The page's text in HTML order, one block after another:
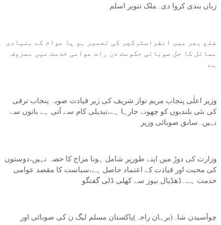
زباں بندی کروا دی۔ملک تنویر اسلم
ضلع بھر میں انفراسٹرکچر کی تعمیر ہو یا عوام کے بنیادی
مسائل کا حل صوبائی حکومت دن رات عوامی خدمت میں مصروف
ہے
وزیر اعلٰی پنجاب مریم نواز شریف کی زیر قیادت صوبہ پنجاب ترقی
کی نئی بلندیوں کو چھونے جارہا ہے،تبدیلی کام سے آتی ہے باتوں سے
نہیں۔سابق صوبائی وزیر
وزارت کی دوڑ میں اپنے طورپر شامل ہونا مزاج کا حصہ نہیں،دوستوں
کی محبت اور قیادت کے اعتماد حاصل ہے،سیاست کا مقصد عوامی
خدمت ہے۔ڈھڈیال نیوز سے کھلی ڈلی گفتگو
چوآسیدن شاہ(برہان راجہ)پاکستان مسلم لیگ ن کی صوبائی اور